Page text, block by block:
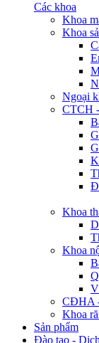
Các khoa
Khoa
Khoa
Ngoại
CTCH
Khoa
Khoa
CĐHA
Khoa
Sản phẩm
Đào tạo -